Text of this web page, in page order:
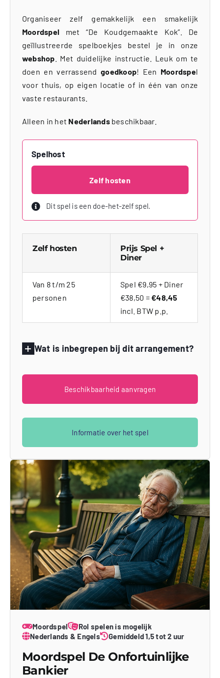
Organiseer zelf gemakkelijk een smakelijk
Moordspel met “De Koudgemaakte Kok”. De
geïllustreerde spelboekjes bestel je in onze
webshop . Met duidelijke instructie. Leuk om te
doen en verrassendgoedkoop! Een Moordspel
voor thuis, op eigen locatie of in één van onze
vaste restaurants.
Alleen in het Nederlandsbeschikbaar.
Spelhost
Zelf hosten
Dit spel is een doe-het-zelf spel.
Zelf hosten
Prijs Spel +
Diner
Van 8 t/m 25
personen
Spel €9,95 + Diner
€38,50 =€48,45
incl. BTW p.p.
Wat is inbegrepen bij dit arrangement?
Beschikbaarheid aanvragen
Informatie over het spel
Moordspel
Rol spelen is mogelijk
Nederlands & Engels
Gemiddeld 1,5 tot 2 uur
Moordspel De Onfortuinlijke
Bankier